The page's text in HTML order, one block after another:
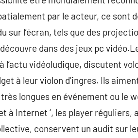
par le acteur, ce sont
sur l’écran, tels que des
dans des jeux pc
l’actu vidéoludique, discutent
à leur violon d’ingres. Ils
longues en événement ou le
à Internet ‘, les player
conservent un audit sur